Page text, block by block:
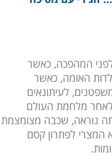
צולם בשנת 1947, עדיין לפני המהפכה, כאשר
האומה, כאשר
לעיתונאים
לאחר מלחמת העולם
נוראה, שכבה מצומצמת
המצרי לפתרון קסם